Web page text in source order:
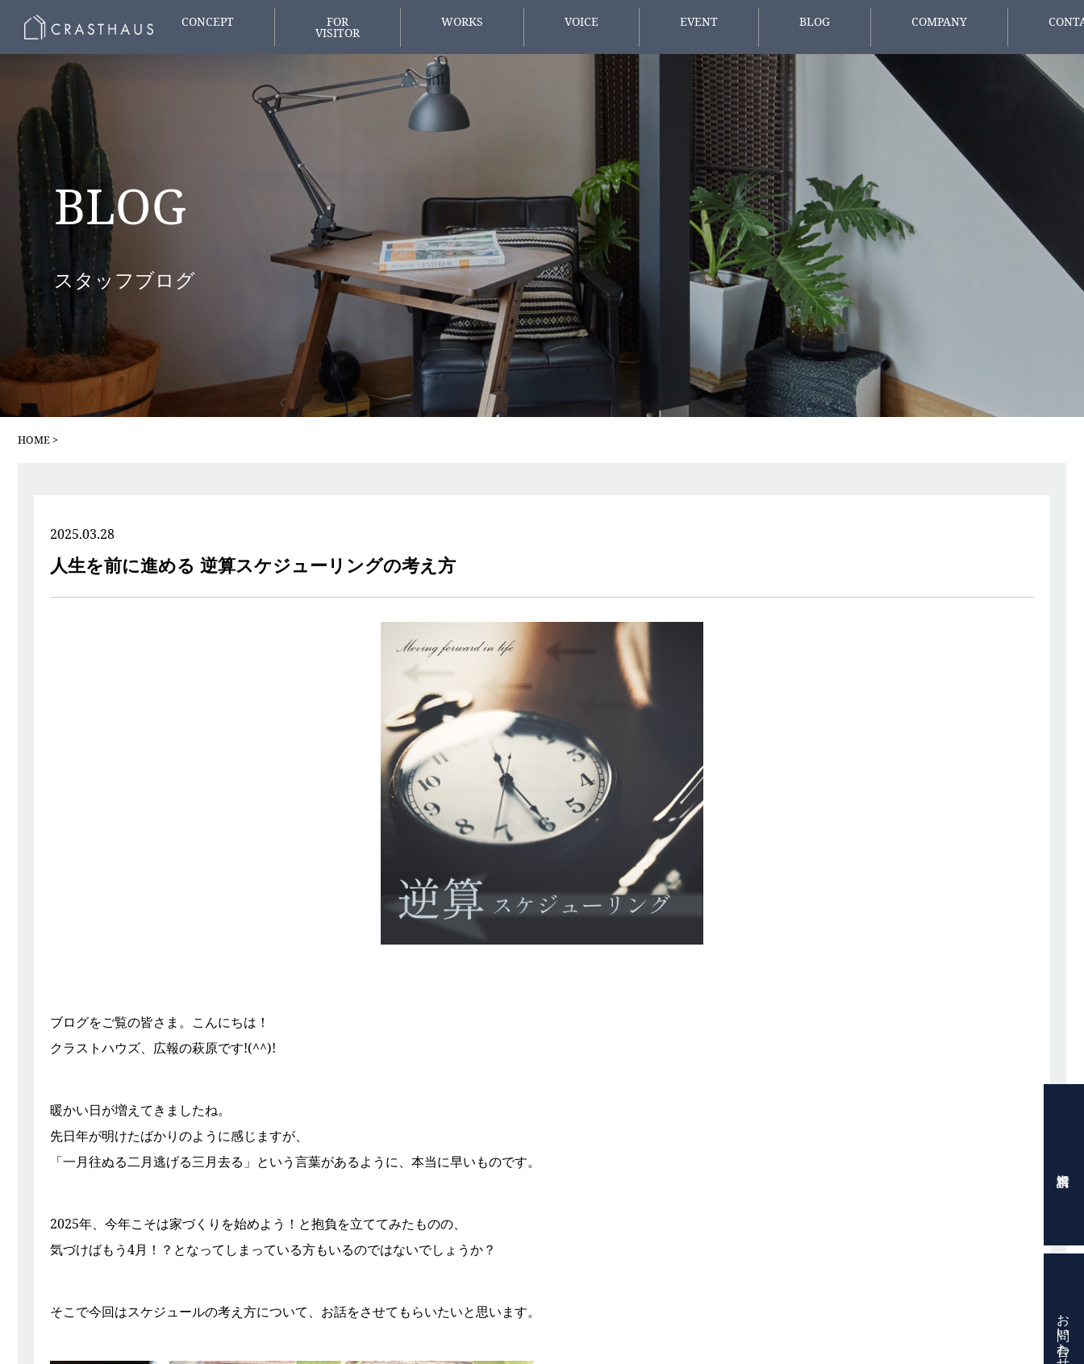
CONCEPT
FOR
VISITOR
はじめての方へ
WORKS
VOICE
EVENT
BLOG
COMPANY
お問い合わせ
BLOG
スタッフブログ
HOME
2025.03.28
人生を前に進める 逆算スケジューリングの考え方
ブログをご覧の皆さま。こんにちは！
クラストハウズ、広報の萩原です!(^^)!
暖かい日が増えてきましたね。
先日年が明けたばかりのように感じますが、
「一月往ぬる二月逃げる三月去る」という言葉があるように、本当に早いものです。
2025年、今年こそは家づくりを始めよう！と抱負を立ててみたものの、
気づけばもう4月！？となってしまっている方もいるのではないでしょうか？
そこで今回はスケジュールの考え方について、お話をさせてもらいたいと思います。